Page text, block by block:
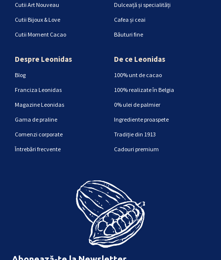
Cutii Art Nouveau
Cutii Bijoux & Love
Cutii Moment Cacao
Dulceață și specialități
Cafea și ceai
Băuturi fine
Despre Leonidas
Blog
Franciza Leonidas
Magazine Leonidas
Gama de praline
Comenzi corporate
Întrebări frecvente
De ce Leonidas
100% unt de cacao
100% realizate în Belgia
0% ulei de palmier
Ingrediente proaspete
Tradiție din 1913
Cadouri premium